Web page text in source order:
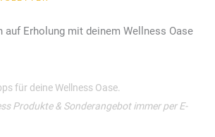
auf Erholung mit deinem Wellness Oase
für deine Wellness Oase.
Produkte & Sonderangebot immer per E-